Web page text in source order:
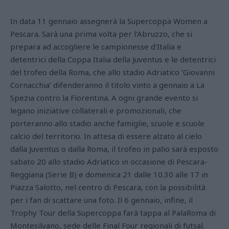
In data 11 gennaio assegnerà la Supercoppa Women a
Pescara. Sarà una prima volta per l'Abruzzo, che si
prepara ad accogliere le campionesse d'Italia e
detentrici della Coppa Italia della Juventus e le detentrici
del trofeo della Roma, che allo stadio Adriatico ‘Giovanni
Cornacchia’ difenderanno il titolo vinto a gennaio a La
Spezia contro la Fiorentina. A ogni grande evento si
legano iniziative collaterali e promozionali, che
porteranno allo stadio anche famiglie, scuole e scuole
calcio del territorio. In attesa di essere alzato al cielo
dalla Juventus o dalla Roma, il trofeo in palio sarà esposto
sabato 20 allo stadio Adriatico in occasione di Pescara-
Reggiana (Serie B) e domenica 21 dalle 10.30 alle 17 in
Piazza Salotto, nel centro di Pescara, con la possibilità
per i fan di scattare una foto. Il 6 gennaio, infine, il
Trophy Tour della Supercoppa farà tappa al PalaRoma di
Montesilvano, sede delle Final Four regionali di futsal.